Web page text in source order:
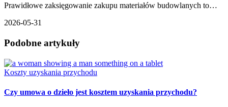
Prawidłowe zaksięgowanie zakupu materiałów budowlanych to…
2026-05-31
Podobne artykuły
Koszty uzyskania przychodu
Czy umowa o dzieło jest kosztem uzyskania przychodu?